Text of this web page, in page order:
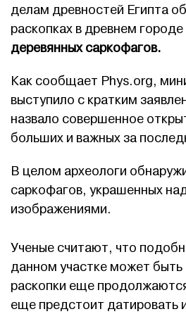
делам древностей Египта
раскопках в древнем
деревянных саркофагов.
Как сообщает Phys.org,
выступило с кратким
назвало совершенное
больших и важных за
В целом археологи
саркофагов, украшенных
изображениями.
Ученые считают, что
данном участке может
раскопки еще
еще предстоит датировать